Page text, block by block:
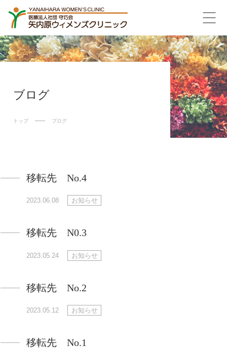
ブログ
トップ ブログ
移転先 No.4
2023.06.08 お知らせ
移転先 N0.3
2023.05.24 お知らせ
移転先 No.2
2023.05.12 お知らせ
移転先 No.1